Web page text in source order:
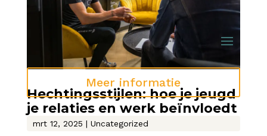
Meer informatie
Hechtingsstijlen: hoe je jeugd
je relaties en werk beïnvloedt
mrt 12, 2025 | Uncategorized